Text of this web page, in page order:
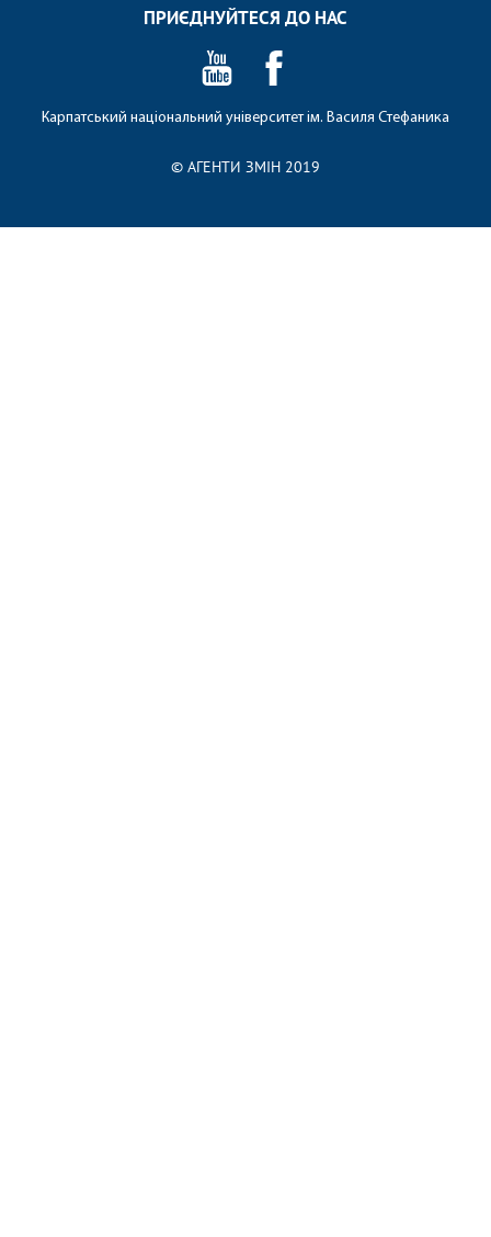
ПРИЄДНУЙТЕСЯ ДО НАС
Карпатський національний університет ім. Василя Стефаника
© АГЕНТИ ЗМІН 2019